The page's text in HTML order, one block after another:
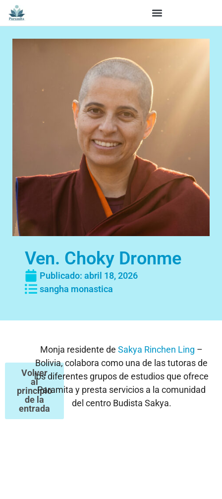
Ven. Choky Dronme
Publicado: abril 18, 2026
sangha monastica
Volver
al
principio
de la
entrada
Monja residente de Sakya Rinchen Ling –
Bolivia, colabora como una de las tutoras de
los diferentes grupos de estudios que ofrece
Paramita y presta servicios a la comunidad
del centro Budista Sakya.